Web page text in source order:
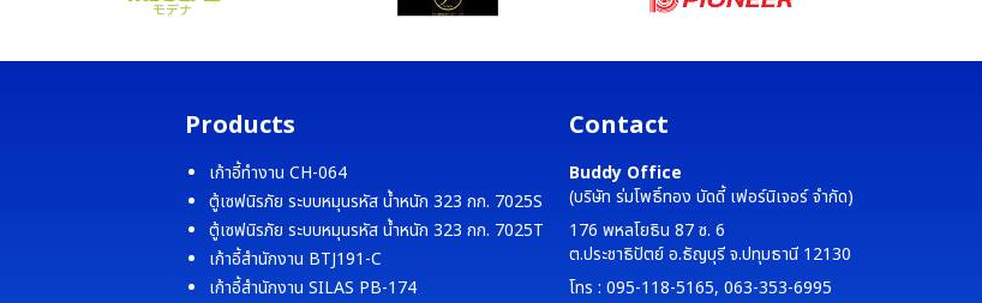
Products
เก้าอี้ทำงาน CH-064
ตู้เซฟนิรภัย ระบบหมุนรหัส น้ำหนัก 323 กก. 7025S
ตู้เซฟนิรภัย ระบบหมุนรหัส น้ำหนัก 323 กก. 7025T
เก้าอี้สำนักงาน BTJ191-C
เก้าอี้สำนักงาน SILAS PB-174
Contact
Buddy Office
(บริษัท ร่มโพธิ์ทอง บัดดี้ เฟอร์นิเจอร์ จำกัด)
176 พหลโยธิน 87 ซ. 6
ต.ประชาธิปัตย์ อ.ธัญบุรี จ.ปทุมธานี 12130
โทร : 095-118-5165, 063-353-6995